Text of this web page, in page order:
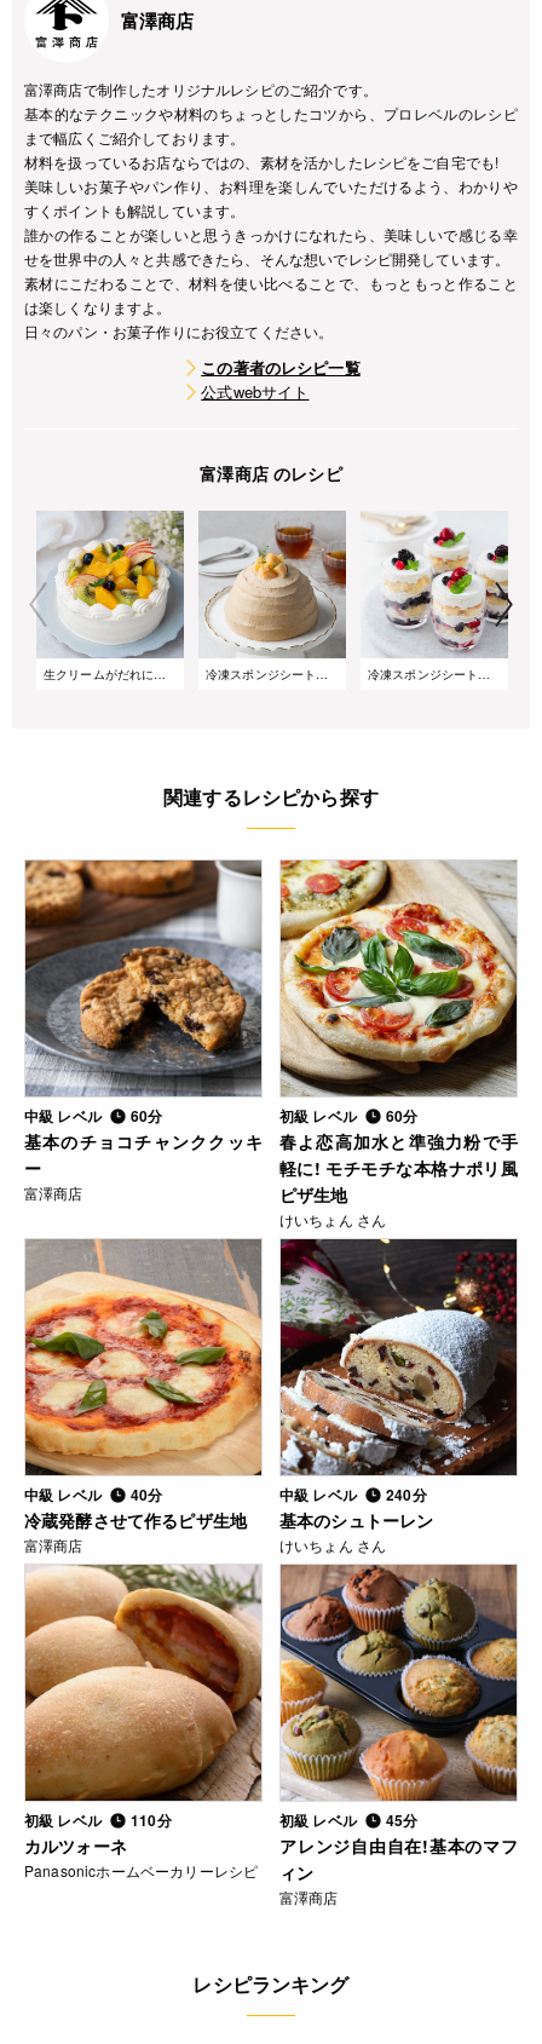
富澤商店
富澤商店で制作したオリジナルレシピのご紹介です。
基本的なテクニックや材料のちょっとしたコツから、プロレベルのレシピ
まで幅広くご紹介しております。
材料を扱っているお店ならではの、素材を活かしたレシピをご自宅でも!
美味しいお菓子やパン作り、お料理を楽しんでいただけるよう、わかりや
すくポイントも解説しています。
誰かの作ることが楽しいと思うきっかけになれたら、美味しいで感じる幸
せを世界中の人々と共感できたら、そんな想いでレシピ開発しています。
素材にこだわることで、材料を使い比べることで、もっともっと作ること
は楽しくなりますよ。
日々のパン・お菓子作りにお役立てください。
この著者のレシピ一覧
公式webサイト
富澤商店 のレシピ
生クリームがだれにくい!サマーショートケーキ 冷凍スポンジシートで簡単!桃とアールグレイのズコットケーキ 冷凍スポンジシートで簡単!重ねるだけのベリーグラスケーキ
関連するレシピから探す
中級 レベル 60分
基本のチョコチャンククッキ
ー
富澤商店
初級 レベル 60分
春よ恋高加水と準強力粉で手
軽に! モチモチな本格ナポリ風
ピザ生地
けいちょん さん
中級 レベル 40分
冷蔵発酵させて作るピザ生地
富澤商店
中級 レベル 240分
基本のシュトーレン
けいちょん さん
初級 レベル 110分
カルツォーネ
Panasonicホームベーカリーレシピ
初級 レベル 45分
アレンジ自由自在!基本のマフ
ィン
富澤商店
レシピランキング